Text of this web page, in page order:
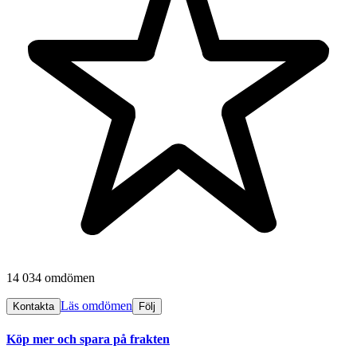
14 034 omdömen
Kontakta Läs omdömen Följ
Köp mer och spara på frakten